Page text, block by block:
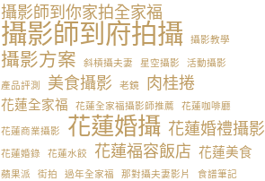
攝影師到你家拍全家福
攝影師到府拍攝 攝影教學
攝影方案 斜槓攝夫妻 星空攝影
活動攝影
產品評測
美食攝影 老鏡 肉桂捲
花蓮全家福 花蓮全家福攝影師推薦 花蓮咖啡廳
花蓮商業攝影 花蓮婚攝 花蓮婚禮攝影
花蓮婚錄 花蓮水餃 花蓮福容飯店 花蓮美食
蘋果派 街拍 過年全家福 那對攝夫妻影片 食譜筆記